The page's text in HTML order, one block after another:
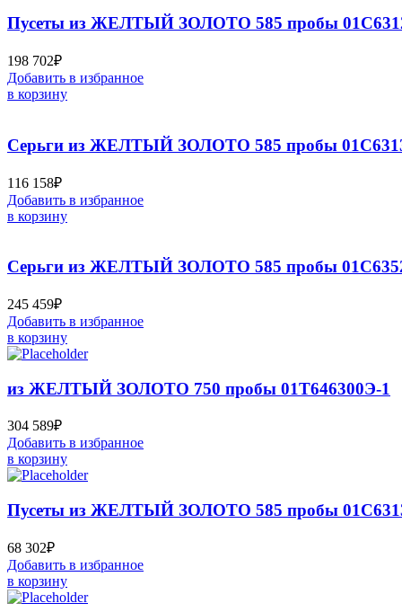
Пусеты из ЖЕЛТЫЙ ЗОЛОТО 585 пробы
198 702₽
Добавить в избранное
в корзину
Серьги из ЖЕЛТЫЙ ЗОЛОТО 585 пробы
116 158₽
Добавить в избранное
в корзину
Серьги из ЖЕЛТЫЙ ЗОЛОТО 585 пробы
245 459₽
Добавить в избранное
в корзину
из ЖЕЛТЫЙ ЗОЛОТО 750 пробы 01Т646300Э-1
304 589₽
Добавить в избранное
в корзину
Пусеты из ЖЕЛТЫЙ ЗОЛОТО 585 пробы
68 302₽
Добавить в избранное
в корзину